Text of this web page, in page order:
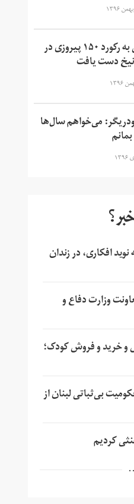
هاینکس به رکورد ۱۵۰ پیروزی در
دست یافت
می‌خواهم سال‌ها
افکاری، در زندان
وزارت دفاع و
خرید و فروش کودک؛
بی‌ثباتی لبنان از
کردیم